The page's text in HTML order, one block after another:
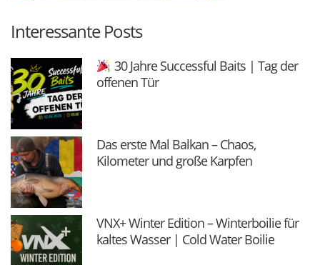
Interessante Posts
30 Jahre Successful Baits | Tag der
offenen Tür
Das erste Mal Balkan – Chaos,
Kilometer und große Karpfen
VNX+ Winter Edition – Winterboilie für
kaltes Wasser | Cold Water Boilie